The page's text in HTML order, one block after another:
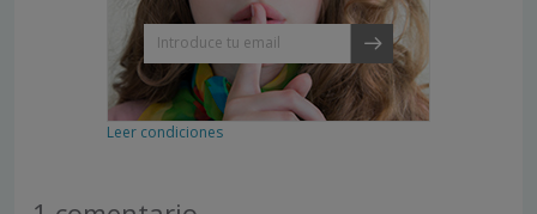
Leer condiciones